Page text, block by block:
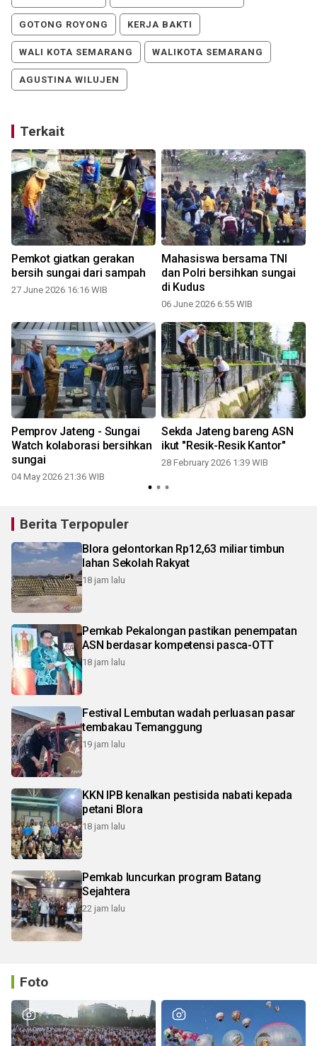
GOTONG ROYONG KERJA BAKTI
WALI KOTA SEMARANG WALIKOTA SEMARANG
AGUSTINA WILUJEN
Terkait
Pemkot giatkan gerakan
bersih sungai dari sampah
27 June 2026 16:16 WIB
Mahasiswa bersama TNI
dan Polri bersihkan sungai
di Kudus
06 June 2026 6:55 WIB
Pemprov Jateng - Sungai
Watch kolaborasi bersihkan
sungai
04 May 2026 21:36 WIB
Sekda Jateng bareng ASN
ikut "Resik-Resik Kantor"
28 February 2026 1:39 WIB
Berita Terpopuler
Blora gelontorkan Rp12,63 miliar timbun
lahan Sekolah Rakyat
18 jam lalu
Pemkab Pekalongan pastikan penempatan
ASN berdasar kompetensi pasca-OTT
18 jam lalu
Festival Lembutan wadah perluasan pasar
tembakau Temanggung
19 jam lalu
KKN IPB kenalkan pestisida nabati kepada
petani Blora
18 jam lalu
Pemkab luncurkan program Batang
Sejahtera
22 jam lalu
Foto